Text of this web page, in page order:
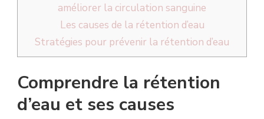
améliorer la circulation sanguine
Les causes de la rétention d’eau
Stratégies pour prévenir la rétention d’eau
Comprendre la rétention
d’eau et ses causes